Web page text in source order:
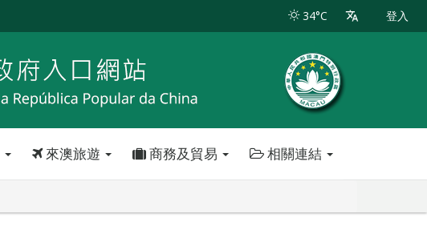
34°C 登入
來澳旅遊 商務及貿易 相關連結